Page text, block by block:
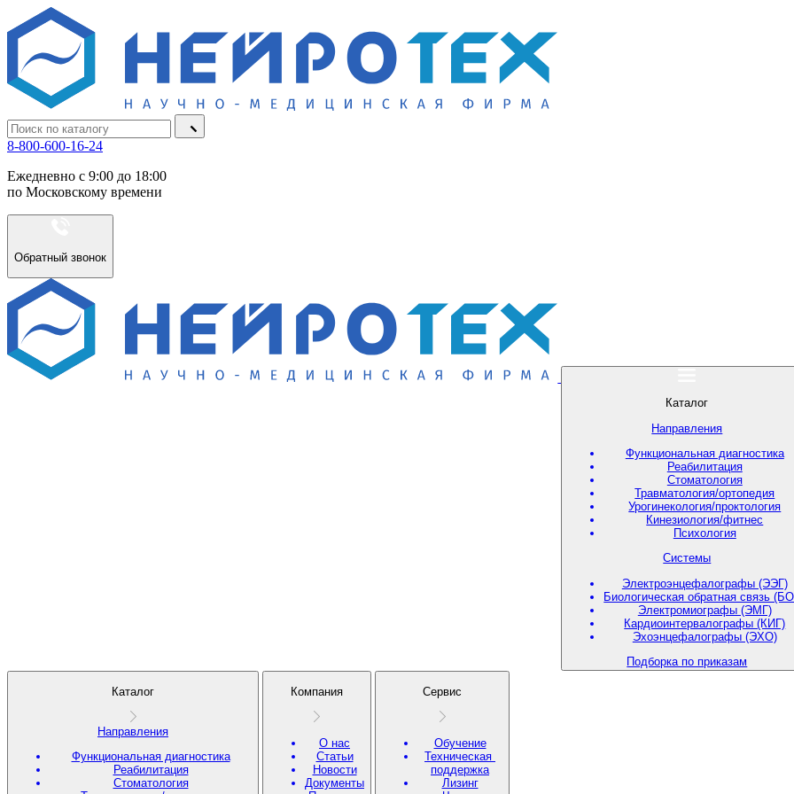
8-800-600-16-24
Ежедневно с 9:00 до 18:00
по Московскому времени
Обратный звонок
Каталог
Направления
Функциональная диагностика
Реабилитация
Стоматология
Травматология/ортопедия
Урогинекология/проктология
Кинезиология/фитнес
Психология
Системы
Электроэнцефалографы (ЭЭГ)
Биологическая обратная связь
Электромиографы (ЭМГ)
Кардиоинтервалографы (КИГ)
Эхоэнцефалографы (ЭХО)
Подборка по приказам
Каталог
Направления
Функциональная диагностика
Реабилитация
Стоматология
Компания
О нас
Статьи
Новости
Документы
Сервис
Обучение
Техническая
поддержка
Лизинг